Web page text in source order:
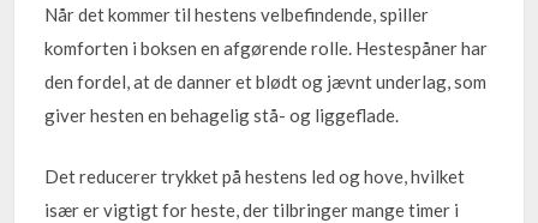
Når det kommer til hestens velbefindende, spiller
komforten i boksen en afgørende rolle. Hestespåner har
den fordel, at de danner et blødt og jævnt underlag, som
giver hesten en behagelig stå- og liggeflade.
Det reducerer trykket på hestens led og hove, hvilket
især er vigtigt for heste, der tilbringer mange timer i